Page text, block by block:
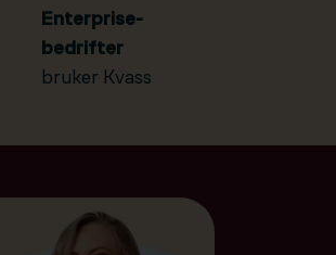
Enterprise-
bedrifter
bruker Kvass